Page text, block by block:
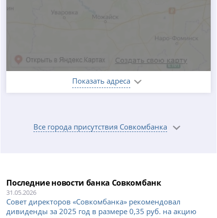
Показать адреса
Все города присутствия Совкомбанка
Последние новости банка Совкомбанк
31.05.2026
Совет директоров «Совкомбанка» рекомендовал
дивиденды за 2025 год в размере 0,35 руб. на акцию